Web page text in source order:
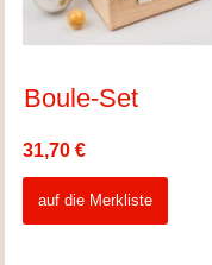
Boule-Set
31,70€
auf die Merkliste